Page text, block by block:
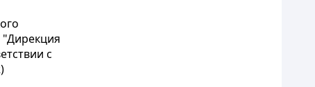
"Дирекция
с